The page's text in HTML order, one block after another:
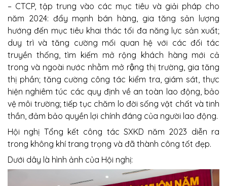
– CTCP, tập trung vào các mục tiêu và giải pháp cho
năm 2024: đẩy mạnh bán hàng, gia tăng sản lượng
hướng đến mục tiêu khai thác tối đa năng lực sản xuất;
duy trì và tăng cường mối quan hệ với các đối tác
truyền thống, tìm kiếm mở rộng khách hàng mới cả
trong và ngoài nước nhằm mở rộng thị trường, gia tăng
thị phần; tăng cường công tác kiểm tra, giám sát, thực
hiện nghiêm túc các quy định về an toàn lao động, bảo
vệ môi trường; tiếp tục chăm lo đời sống vật chất và tinh
thần, đảm bảo quyền lợi chính đáng của người lao động.
Hội nghị Tổng kết công tác SXKD năm 2023 diễn ra
trong không khí trang trọng và đã thành công tốt đẹp.
Dưới dây là hình ảnh của Hội nghị: